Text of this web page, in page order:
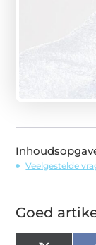
Veelgestelde
Goed